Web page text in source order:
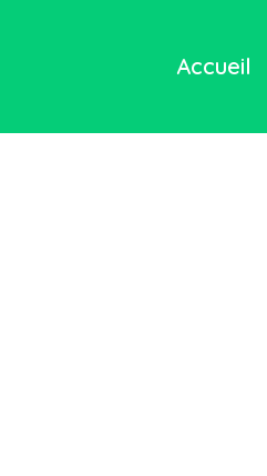
Accueil